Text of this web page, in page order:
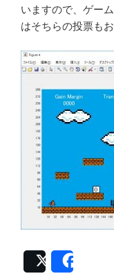
いますので、ゲー
はそちらの投票も
Post